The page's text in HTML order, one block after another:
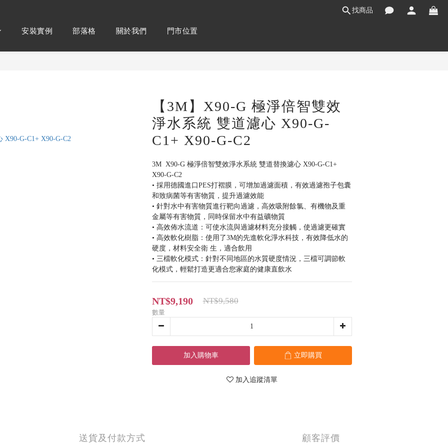
找商品
安裝實例 部落格 關於我們 門市位置
【3M】X90-G 極淨倍智雙效
淨水系統 雙道濾心 X90-G-
C1+ X90-G-C2
3M  X90-G 極淨倍智雙效淨水系統 雙道替換濾心 X90-G-C1+
X90-G-C2
• 採用德國進口PES打褶膜，可增加過濾面積，有效過濾孢子包囊
和致病菌等有害物質，提升過濾效能
• 針對水中有害物質進行靶向過濾，高效吸附餘氯、有機物及重
金屬等有害物質，同時保留水中有益礦物質
• 高效佈水流道：可使水流與過濾材料充分接觸，使過濾更確實
• 高效軟化樹脂：使用了3M的先進軟化淨水科技，有效降低水的
硬度，材料安全衛 生，適合飲用
• 三檔軟化模式：針對不同地區的水質硬度情況，三檔可調節軟
化模式，輕鬆打造更適合您家庭的健康直飲水
NT$9,190 NT$9,580
數量
加入購物車 立即購買
加入追蹤清單
送貨及付款方式 顧客評價